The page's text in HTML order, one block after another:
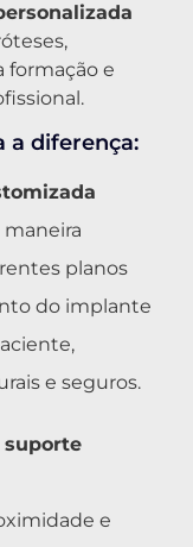
formação e
a diferença:
planos
do implante
e seguros.
e